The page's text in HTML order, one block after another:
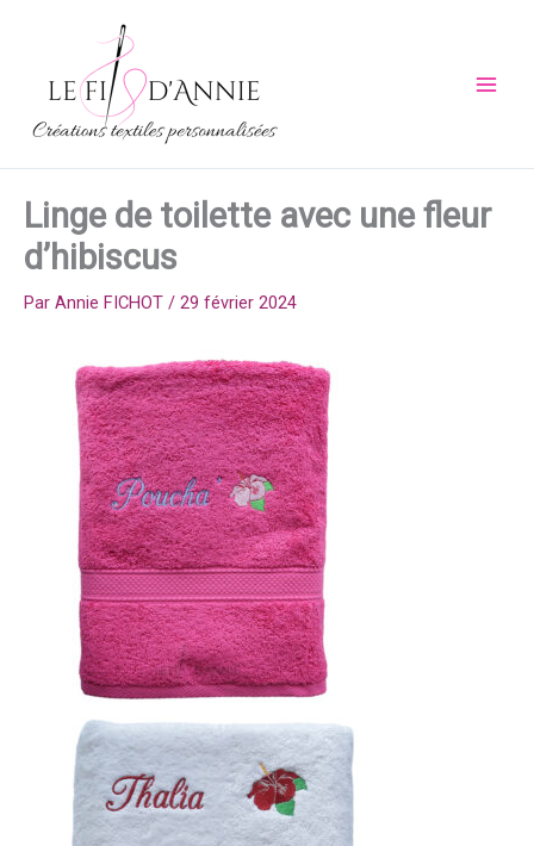
Linge de toilette avec une fleur
d’hibiscus
Par Annie FICHOT / 29 février 2024